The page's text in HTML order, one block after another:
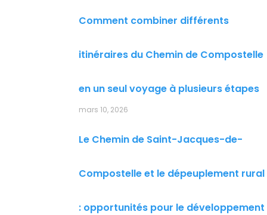
Comment combiner différents
itinéraires du Chemin de Compostelle
en un seul voyage à plusieurs étapes
mars 10, 2026
Le Chemin de Saint-Jacques-de-
Compostelle et le dépeuplement rural
: opportunités pour le développement